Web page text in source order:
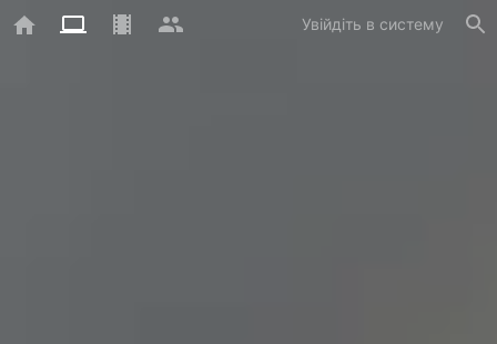
Увійдіть в систему